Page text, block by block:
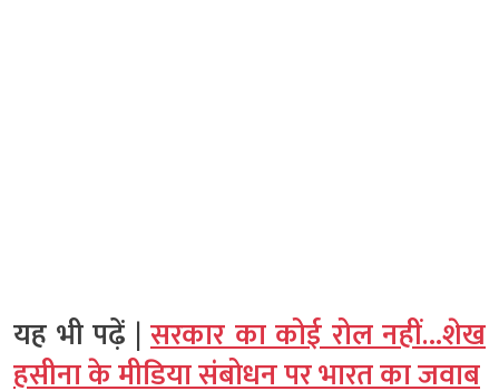
यह भी पढ़ें | सरकार का कोई रोल नहीं…शेख
हसीना के मीडिया संबोधन पर भारत का जवाब